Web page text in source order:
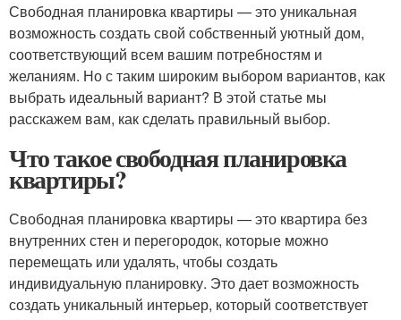
Свободная планировка квартиры — это уникальная
возможность создать свой собственный уютный дом,
соответствующий всем вашим потребностям и
желаниям. Но с таким широким выбором вариантов, как
выбрать идеальный вариант? В этой статье мы
расскажем вам, как сделать правильный выбор.
Что такое свободная планировка
квартиры?
Свободная планировка квартиры — это квартира без
внутренних стен и перегородок, которые можно
перемещать или удалять, чтобы создать
индивидуальную планировку. Это дает возможность
создать уникальный интерьер, который соответствует